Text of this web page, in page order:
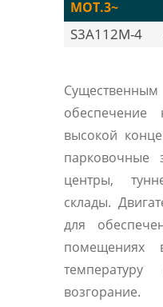
MOT.3~
S3A112M-4
высокой
парковочные
центры,
склады.
для
помещениях
возгорание.